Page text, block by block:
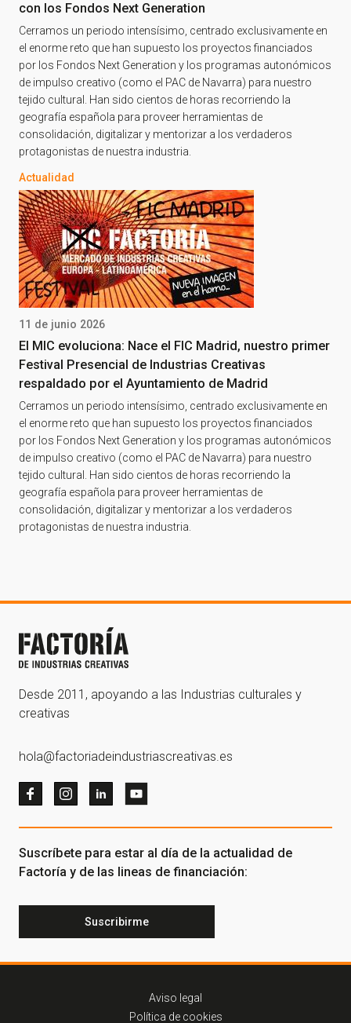
con los Fondos Next Generation
Cerramos un periodo intensísimo, centrado exclusivamente en
el enorme reto que han supuesto los proyectos financiados
por los Fondos Next Generation y los programas autonómicos
de impulso creativo (como el PAC de Navarra) para nuestro
tejido cultural. Han sido cientos de horas recorriendo la
geografía española para proveer herramientas de
consolidación, digitalizar y mentorizar a los verdaderos
protagonistas de nuestra industria.
Actualidad
11 de junio 2026
El MIC evoluciona: Nace el FIC Madrid, nuestro primer
Festival Presencial de Industrias Creativas
respaldado por el Ayuntamiento de Madrid
Cerramos un periodo intensísimo, centrado exclusivamente en
el enorme reto que han supuesto los proyectos financiados
por los Fondos Next Generation y los programas autonómicos
de impulso creativo (como el PAC de Navarra) para nuestro
tejido cultural. Han sido cientos de horas recorriendo la
geografía española para proveer herramientas de
consolidación, digitalizar y mentorizar a los verdaderos
protagonistas de nuestra industria.
Desde 2011, apoyando a las Industrias culturales y
creativas
hola@factoriadeindustriascreativas.es
Suscríbete para estar al día de la actualidad de
Factoría y de las lineas de financiación:
Suscribirme
Aviso legal
Política de cookies